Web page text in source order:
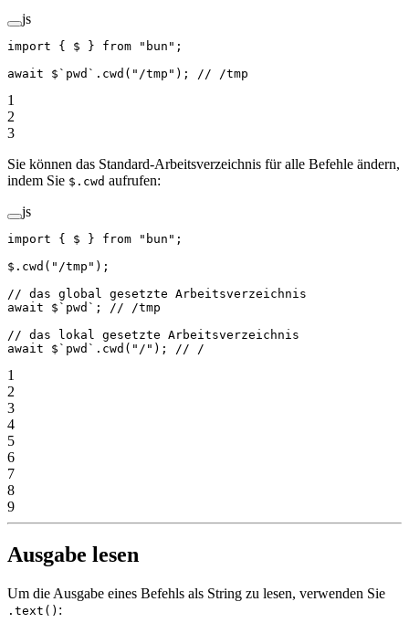
js
import { $ } from "bun" ;
await $ `pwd` . cwd ( "/tmp" ); // /tmp
1
2
3
Sie können das Standard-Arbeitsverzeichnis für alle Befehle ändern,
indem Sie $.cwd aufrufen:
js
import { $ } from "bun" ;
$. cwd ( "/tmp" );
// das global gesetzte Arbeitsverzeichnis
await $ `pwd` ; // /tmp
// das lokal gesetzte Arbeitsverzeichnis
await $ `pwd` . cwd ( "/" ); // /
1
2
3
4
5
6
7
8
9
Ausgabe lesen
Um die Ausgabe eines Befehls als String zu lesen, verwenden Sie
.text() :